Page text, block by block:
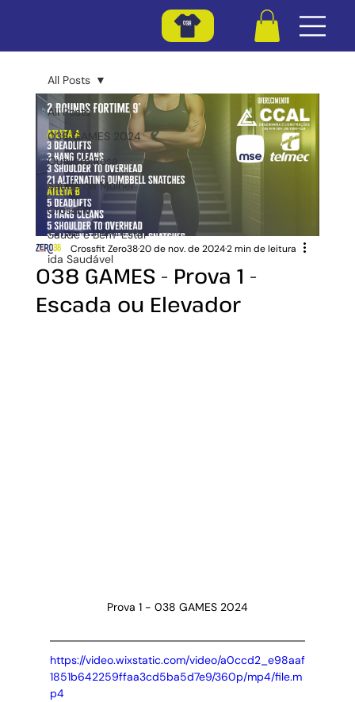
All Posts
038 GAMES 2024
Outubro Rosa
Saúde da Mulher
CrossFit
Saúde e Bem-Estar
ida Saudável
All Posts
038 GAMES - Prova 1 -
Escada ou Elevador
Crossfit Zero3820 de nov. de 20242 min de leitura
Prova 1 - 038 GAMES 2024
https://video.wixstatic.com/video/a0ccd2_e98aaf
1851b642259ffaa3cd5ba5d7e9/360p/mp4/file.m
p4